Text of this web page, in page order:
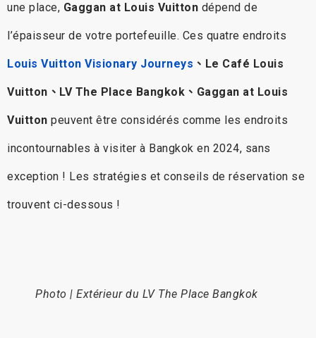
une place, Gaggan at Louis Vuitton dépend de
l’épaisseur de votre portefeuille. Ces quatre endroits
Louis Vuitton Visionary Journeys 、Le Café Louis
Vuitton、LV The Place Bangkok、Gaggan at Louis
Vuitton peuvent être considérés comme les endroits
incontournables à visiter à Bangkok en 2024, sans
exception ! Les stratégies et conseils de réservation se
trouvent ci-dessous !
Photo | Extérieur du LV The Place Bangkok